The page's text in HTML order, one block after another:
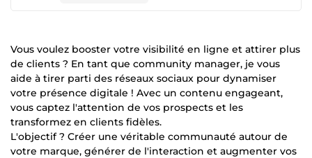
Vous voulez booster votre visibilité en ligne et attirer plus
de clients ? En tant que community manager, je vous
aide à tirer parti des réseaux sociaux pour dynamiser
votre présence digitale ! Avec un contenu engageant,
vous captez l'attention de vos prospects et les
transformez en clients fidèles.
L'objectif ? Créer une véritable communauté autour de
votre marque, générer de l'interaction et augmenter vos